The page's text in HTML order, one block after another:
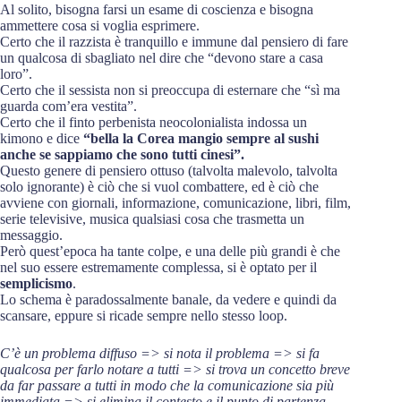
Al solito, bisogna farsi un esame di coscienza e bisogna
ammettere cosa si voglia esprimere.
Certo che il razzista è tranquillo e immune dal pensiero di fare
un qualcosa di sbagliato nel dire che “devono stare a casa
loro”.
Certo che il sessista non si preoccupa di esternare che “sì ma
guarda com’era vestita”.
Certo che il finto perbenista neocolonialista indossa un
kimono e dice “bella la Corea mangio sempre al sushi
anche se sappiamo che sono tutti cinesi”.
Questo genere di pensiero ottuso (talvolta malevolo, talvolta
solo ignorante) è ciò che si vuol combattere, ed è ciò che
avviene con giornali, informazione, comunicazione, libri, film,
serie televisive, musica qualsiasi cosa che trasmetta un
messaggio.
Però quest’epoca ha tante colpe, e una delle più grandi è che
nel suo essere estremamente complessa, si è optato per il
semplicismo.
Lo schema è paradossalmente banale, da vedere e quindi da
scansare, eppure si ricade sempre nello stesso loop.
C’è un problema diffuso => si nota il problema => si fa
qualcosa per farlo notare a tutti => si trova un concetto breve
da far passare a tutti in modo che la comunicazione sia più